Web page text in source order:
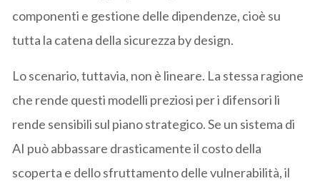
componenti e gestione delle dipendenze, cioè su
tutta la catena della sicurezza by design.
Lo scenario, tuttavia, non è lineare. La stessa ragione
che rende questi modelli preziosi per i difensori li
rende sensibili sul piano strategico. Se un sistema di
AI può abbassare drasticamente il costo della
scoperta e dello sfruttamento delle vulnerabilità, il